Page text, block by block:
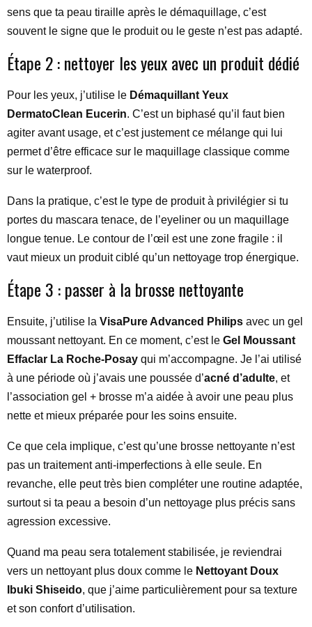
sens que ta peau tiraille après le démaquillage, c’est
souvent le signe que le produit ou le geste n’est pas adapté.
Étape 2 : nettoyer les yeux avec un produit dédié
Pour les yeux, j’utilise le Démaquillant Yeux
DermatoClean Eucerin. C’est un biphasé qu’il faut bien
agiter avant usage, et c’est justement ce mélange qui lui
permet d’être efficace sur le maquillage classique comme
sur le waterproof.
Dans la pratique, c’est le type de produit à privilégier si tu
portes du mascara tenace, de l’eyeliner ou un maquillage
longue tenue. Le contour de l’œil est une zone fragile : il
vaut mieux un produit ciblé qu’un nettoyage trop énergique.
Étape 3 : passer à la brosse nettoyante
Ensuite, j’utilise la VisaPure Advanced Philips avec un gel
moussant nettoyant. En ce moment, c’est le Gel Moussant
Effaclar La Roche-Posay qui m’accompagne. Je l’ai utilisé
à une période où j’avais une poussée d’acné d’adulte, et
l’association gel + brosse m’a aidée à avoir une peau plus
nette et mieux préparée pour les soins ensuite.
Ce que cela implique, c’est qu’une brosse nettoyante n’est
pas un traitement anti-imperfections à elle seule. En
revanche, elle peut très bien compléter une routine adaptée,
surtout si ta peau a besoin d’un nettoyage plus précis sans
agression excessive.
Quand ma peau sera totalement stabilisée, je reviendrai
vers un nettoyant plus doux comme le Nettoyant Doux
Ibuki Shiseido, que j’aime particulièrement pour sa texture
et son confort d’utilisation.